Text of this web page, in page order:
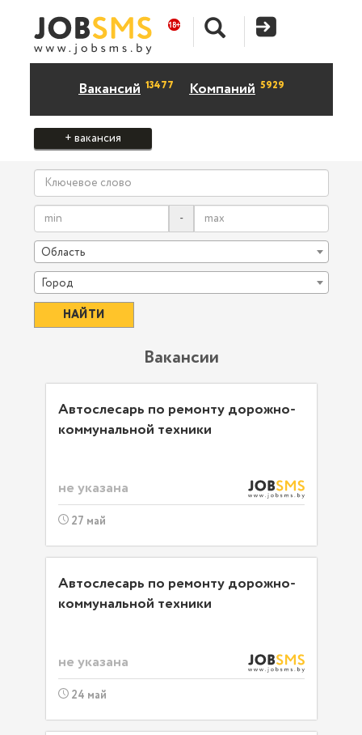
Вакансий 13477 Компаний 5929
+ вакансия
-
Область
Город
Вакансии
Автослесарь по ремонту дорожно-
коммунальной техники
не указана
27 май
Автослесарь по ремонту дорожно-
коммунальной техники
не указана
24 май